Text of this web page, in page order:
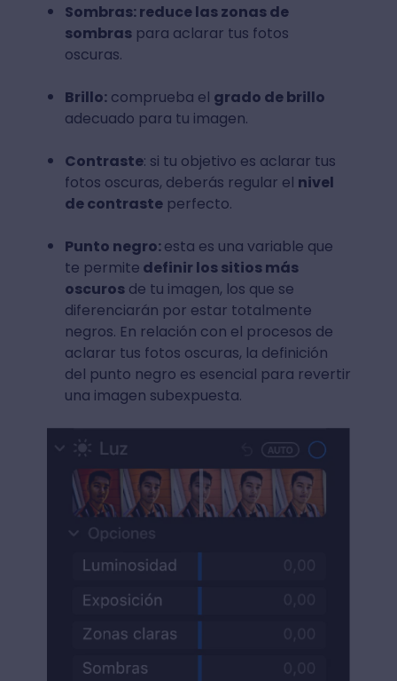
Sombras: reduce las zonas de
sombraspara aclarar tus fotos
oscuras.
Brillo:comprueba el grado de brillo
adecuado para tu imagen.
Contraste: si tu objetivo es aclarar tus
fotos oscuras, deberás regular el nivel
de contrasteperfecto.
Punto negro:esta es una variable que
te permite definir los sitios más
oscurosde tu imagen, los que se
diferenciarán por estar totalmente
negros. En relación con el procesos de
aclarar tus fotos oscuras, la definición
del punto negro es esencial para revertir
una imagen subexpuesta.